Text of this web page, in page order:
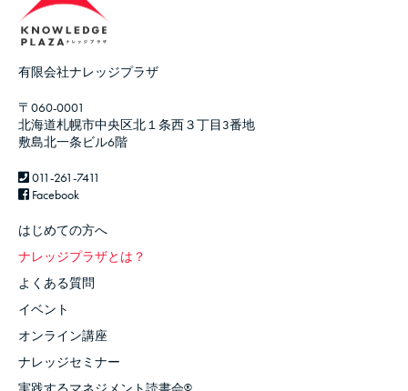
有限会社ナレッジプラザ
〒060-0001
北海道札幌市中央区北１条西３丁目3番地
敷島北一条ビル6階
011-261-7411
Facebook
はじめての方へ
ナレッジプラザとは？
よくある質問
イベント
オンライン講座
ナレッジセミナー
®